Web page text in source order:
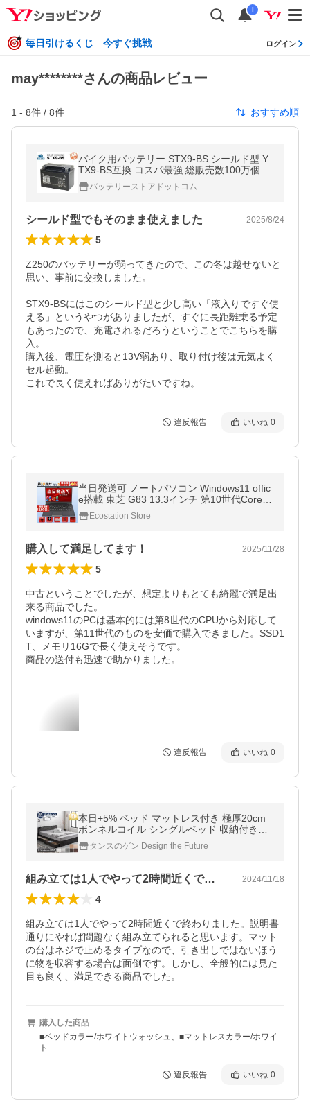
i
毎日引けるくじ 今すぐ挑戦 ログイン
may********さんの商品レビュー
1 - 8件 / 8件 おすすめ順
バイク用バッテリー STX9-BS シールド型 Y
TX9-BS互換 コスパ最強 総販売数100万個突
破 YTR9-BS GTX9-BS FTX9-BS 12V9-Bに互
換 100％交換保証 スーパーナット
バッテリーストアドットコム
シールド型でもそのまま使えました 2025/8/24
5
Z250のバッテリーが弱ってきたので、この冬は越せないと
思い、事前に交換しました。
STX9-BSにはこのシールド型と少し高い「液入りですぐ使
える」というやつがありましたが、すぐに長距離乗る予定
もあったので、充電されるだろうということでこちらを購
入。
購入後、電圧を測ると13V弱あり、取り付け後は元気よく
セル起動。
違反報告 いいね 0
当日発送可 ノートパソコン Windows11 offic
e搭載 東芝 G83 13.3インチ 第10世代Corei5
中古パソコン MS Office2024 HDMI Bluetoot
h WIFI 中古ノートパソコン
Ecostation Store
購入して満足してます！ 2025/11/28
5
中古ということでしたが、想定よりもとても綺麗で満足出
来る商品でした。
windows11のPCは基本的には第8世代のCPUから対応して
いますが、第11世代のものを安価で購入できました。SSD1
T、メモリ16Gで長く使えそうです。
商品の送付も迅速で助かりました。
違反報告 いいね 0
本日+5% ベッド マットレス付き 極厚20cm
ボンネルコイル シングルベッド 収納付きベ
ッド シングル コンセント付き 収納ベッド ベ
ット マットレスセット
タンスのゲン Design the Future
組み立ては1人でやって2時間近くで終わ… 2024/11/18
4
組み立ては1人でやって2時間近くで終わりました。説明書
通りにやれば問題なく組み立てられると思います。マット
の台はネジで止めるタイプなので、引き出しではないほう
に物を収容する場合は面倒です。しかし、全般的には見た
目も良く、満足できる商品でした。
購入した商品
■ベッドカラー/ホワイトウォッシュ、■マットレスカラー/ホワイ
ト
違反報告 いいね 0